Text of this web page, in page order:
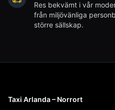
Res bekvämt i vår
från miljövänliga
större sällskap.
Taxi Arlanda – Norrort